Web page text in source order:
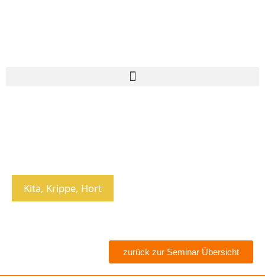
Kita, Krippe, Hort
zurück zur Seminar Übersicht